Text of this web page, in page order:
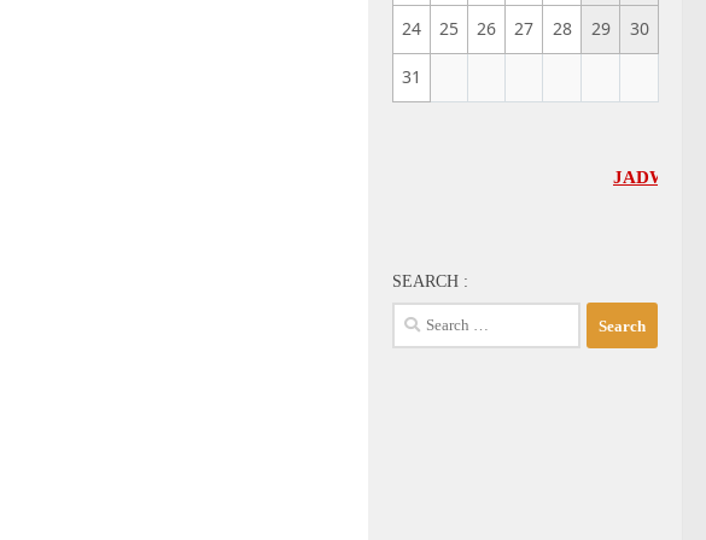
24 25 26 27 28 29 30
31
JADWAL UMUM
SEARCH :
Search
for: